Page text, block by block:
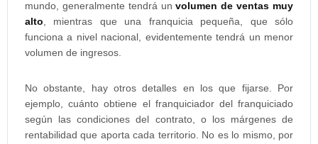
mundo, generalmente tendrá unvolumen de ventas muy
alto , mientras que una franquicia pequeña, que sólo
funciona a nivel nacional, evidentemente tendrá un menor
volumen de ingresos.
No obstante, hay otros detalles en los que fijarse. Por
ejemplo, cuánto obtiene el franquiciador del franquiciado
según las condiciones del contrato, o los márgenes de
rentabilidad que aporta cada territorio. No es lo mismo, por